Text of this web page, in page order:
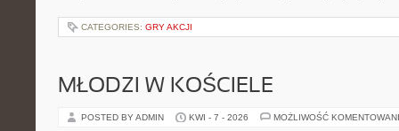
CATEGORIES: GRY AKCJI
MŁODZI W KOŚCIELE
POSTED BY ADMIN KWI - 7 - 2026 MOŻLIWOŚĆ